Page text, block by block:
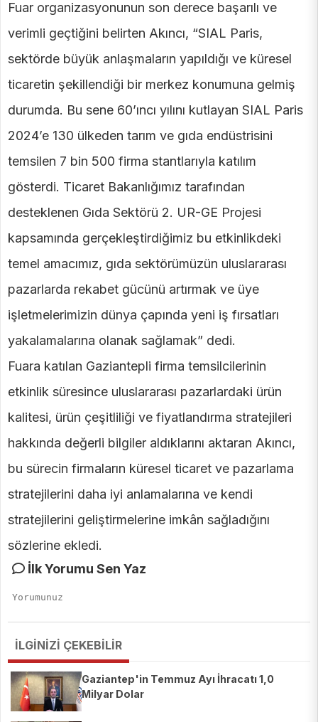
Fuar organizasyonunun son derece başarılı ve
verimli geçtiğini belirten Akıncı, “SIAL Paris,
sektörde büyük anlaşmaların yapıldığı ve küresel
ticaretin şekillendiği bir merkez konumuna gelmiş
durumda. Bu sene 60’ıncı yılını kutlayan SIAL Paris
2024’e 130 ülkeden tarım ve gıda endüstrisini
temsilen 7 bin 500 firma stantlarıyla katılım
gösterdi. Ticaret Bakanlığımız tarafından
desteklenen Gıda Sektörü 2. UR-GE Projesi
kapsamında gerçekleştirdiğimiz bu etkinlikdeki
temel amacımız, gıda sektörümüzün uluslararası
pazarlarda rekabet gücünü artırmak ve üye
işletmelerimizin dünya çapında yeni iş fırsatları
yakalamalarına olanak sağlamak” dedi.
Fuara katılan Gaziantepli firma temsilcilerinin
etkinlik süresince uluslararası pazarlardaki ürün
kalitesi, ürün çeşitliliği ve fiyatlandırma stratejileri
hakkında değerli bilgiler aldıklarını aktaran Akıncı,
bu sürecin firmaların küresel ticaret ve pazarlama
stratejilerini daha iyi anlamalarına ve kendi
stratejilerini geliştirmelerine imkân sağladığını
sözlerine ekledi.
İlk Yorumu Sen Yaz
İLGİNİZİ ÇEKEBİLİR
Gaziantep'in Temmuz Ayı İhracatı 1,0
Milyar Dolar